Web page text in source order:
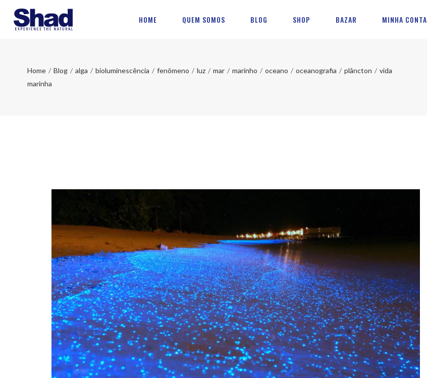
HOME QUEM SOMOS BLOG SHOP BAZAR MINHA CONTA
Home / Blog / alga / bioluminescência / fenômeno / luz / mar / marinho / oceano / oceanografia / plâncton / vida
marinha